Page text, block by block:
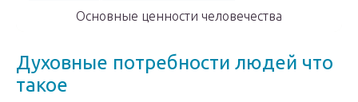
Основные ценности человечества
Духовные потребности людей что
такое